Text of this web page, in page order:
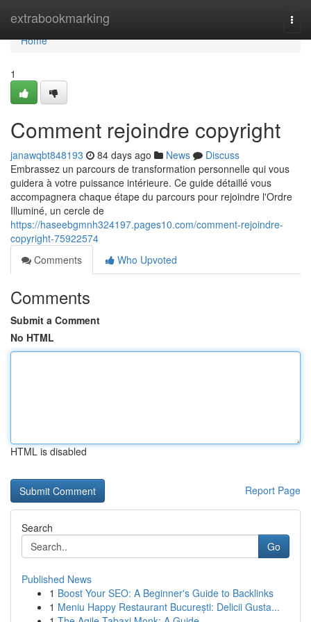
extrabookmarking
Home
Home
1
Comment rejoindre copyright
janawqbt848193 84 days ago News
Discuss
Embrassez un parcours de transformation personnelle qui vous
guidera à votre puissance intérieure. Ce guide détaillé vous
accompagnera chaque étape du parcours pour rejoindre l'Ordre
Illuminé, un cercle de
https://haseebgmnh324197.pages10.com/comment-rejoindre-
copyright-75922574
Comments
Who Upvoted
Comments
Submit a Comment
No HTML
HTML is disabled
Report Page
Search
Go
Published News
1 Boost Your SEO: A Beginner's Guide to Backlinks
1 Meniu Happy Restaurant București: Delicii Gusta...